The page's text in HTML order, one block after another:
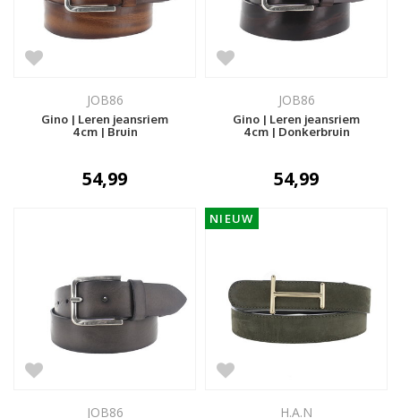
JOB86
Gino | Leren jeansriem
4cm | Bruin
54,99
JOB86
Gino | Leren jeansriem
4cm | Donkerbruin
54,99
JOB86
NIEUW
H.A.N